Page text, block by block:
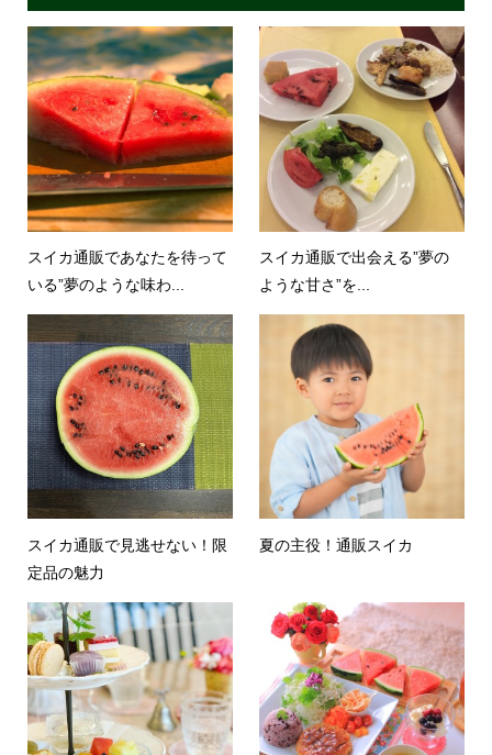
スイカ通販であなたを待って
いる”夢のような味わ...
スイカ通販で出会える”夢の
ような甘さ”を...
スイカ通販で見逃せない！限
定品の魅力
夏の主役！通販スイカ